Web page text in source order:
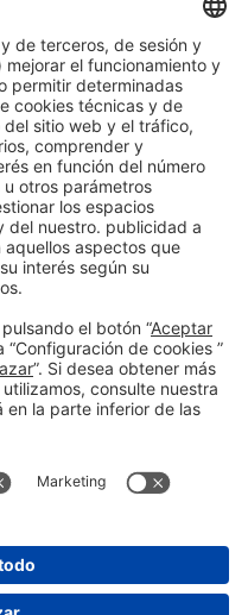
el Delta del Ebro
Siguiente
la montaña más mágica
de Cataluña
Política de privacidad